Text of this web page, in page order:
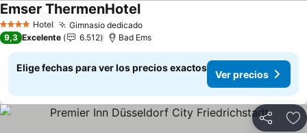
4 EstrellasHotel Gimnasio dedicado
Emser ThermenHotel
9,3 Excelente 6.512 Bad Ems
Elige fechas para ver los precios exactos
Ver precios
Compartir